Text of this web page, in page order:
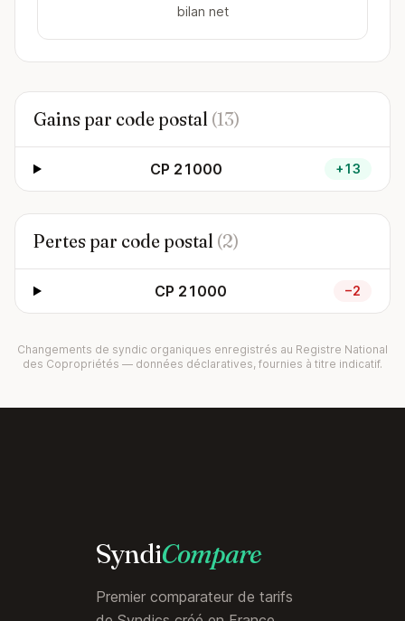
bilan net
Gains par code postal (13)
CP 21000 +13
Pertes par code postal (2)
CP 21000 −2
Changements de syndic organiques enregistrés au Registre National
des Copropriétés — données déclaratives, fournies à titre indicatif.
SyndiCompare
Premier comparateur de tarifs